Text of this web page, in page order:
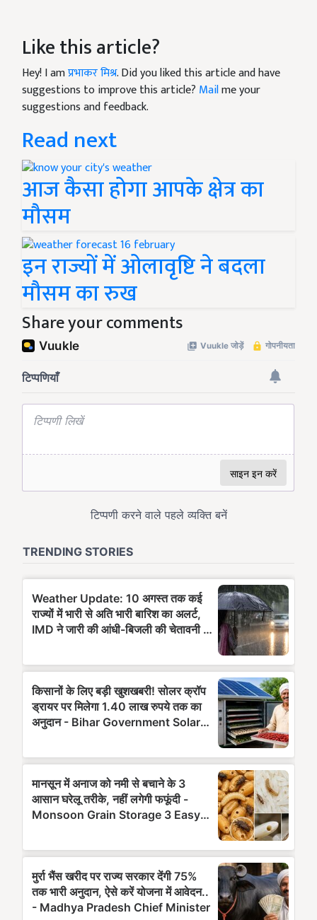
Like this article?
Hey! I amप्रभाकर मिश्र. Did you liked this article and have
suggestions to improve this article? Mailme your
suggestions and feedback.
Read next
आज कैसा होगा आपके क्षेत्र का
मौसम
इन राज्यों में ओलावृष्टि ने बदला
मौसम का रुख
Share your comments